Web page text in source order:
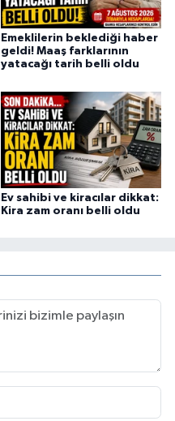
Emeklilerin beklediği haber
geldi! Maaş farklarının
yatacağı tarih belli oldu
Ev sahibi ve kiracılar dikkat:
Kira zam oranı belli oldu